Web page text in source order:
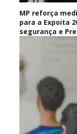
MP reforça
para a Expoita
segurança e